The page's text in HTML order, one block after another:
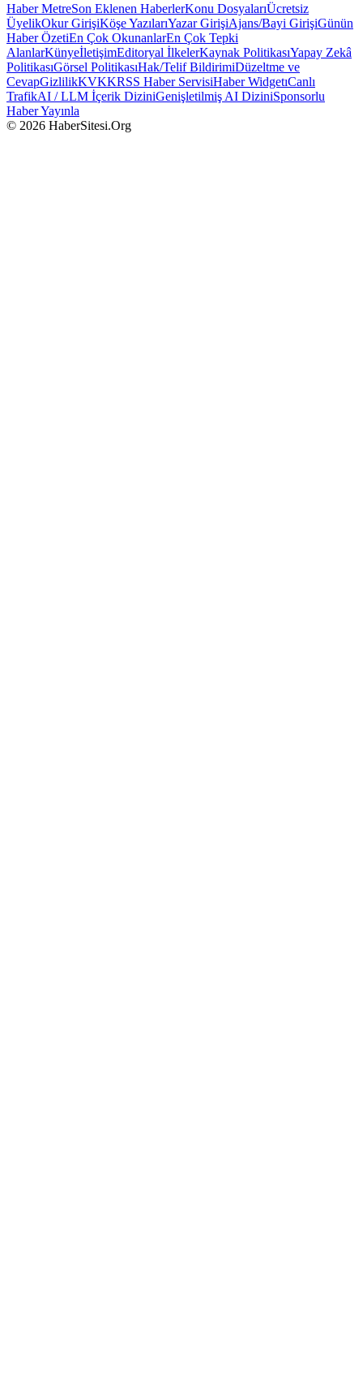
Haber MetreSon Eklenen HaberlerKonu DosyalarıÜcretsiz
ÜyelikOkur GirişiKöşe YazılarıYazar GirişiAjans/Bayi GirişiGünün
Haber ÖzetiEn Çok OkunanlarEn Çok Tepki
AlanlarKünyeİletişimEditoryal İlkelerKaynak PolitikasıYapay Zekâ
PolitikasıGörsel PolitikasıHak/Telif BildirimiDüzeltme ve
CevapGizlilikKVKKRSS Haber ServisiHaber WidgetıCanlı
TrafikAI / LLM İçerik DiziniGenişletilmiş AI DiziniSponsorlu
Haber Yayınla
© 2026 HaberSitesi.Org